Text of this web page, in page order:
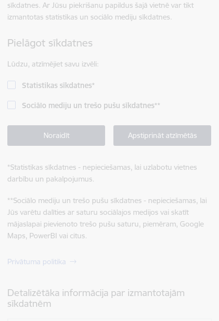
sīkdatnes. Ar Jūsu piekrišanu papildus šajā vietnē var tikt
izmantotas statistikas un sociālo mediju sīkdatnes.
Pielāgot sīkdatnes
Lūdzu, atzīmējiet savu izvēli:
Statistikas sīkdatnes*
Sociālo mediju un trešo pušu sīkdatnes**
Noraidīt Apstiprināt atzīmētās
*Statistikas sīkdatnes - nepieciešamas, lai uzlabotu vietnes
darbību un pakalpojumus.
**Sociālo mediju un trešo pušu sīkdatnes - nepieciešamas, lai
Jūs varētu dalīties ar saturu sociālajos medijos vai skatīt
mājaslapai pievienoto trešo pušu saturu, piemēram, Google
Maps, PowerBI vai citus.
Privātuma politika
Detalizētāka informācija par izmantotajām
sīkdatnēm